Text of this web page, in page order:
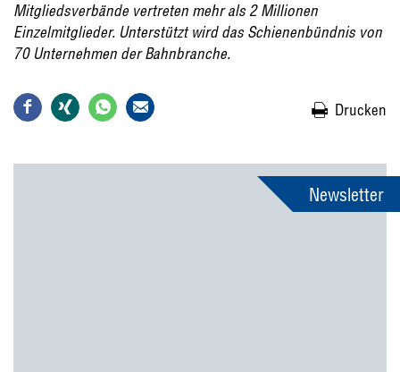
Mitgliedsverbände vertreten mehr als 2 Millionen
Einzelmitglieder. Unterstützt wird das Schienenbündnis von
70 Unternehmen der Bahnbranche.
Drucken
Newsletter